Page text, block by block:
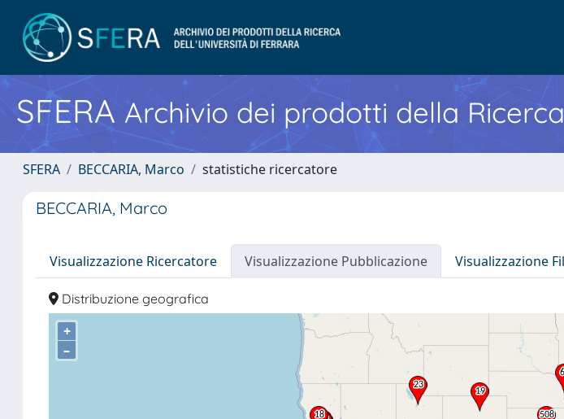
SFERA Archivio dei prodotti della
SFERA BECCARIA, Marco statistiche ricercatore
BECCARIA, Marco
Visualizzazione Ricercatore Visualizzazione Pubblicazione Visualizzazione
Distribuzione geografica
+
–